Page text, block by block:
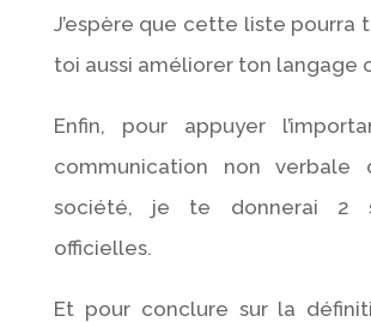
J’espère que cette liste pourra
toi aussi améliorer ton langage
Enfin, pour appuyer
communication non verbale
société, je te donnerai 2
officielles.
Et pour conclure sur la